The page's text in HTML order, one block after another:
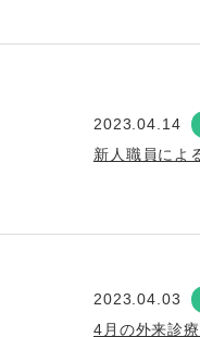
2023.04.14
新人職員によ
2023.04.03
4月の外来診